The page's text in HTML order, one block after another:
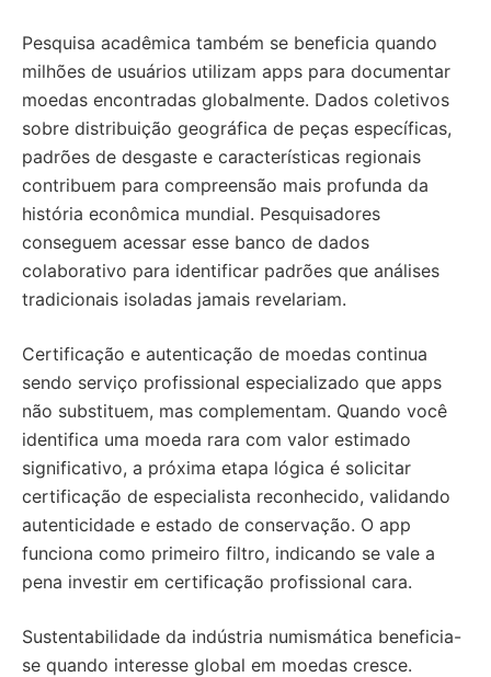
Pesquisa acadêmica também se beneficia quando
milhões de usuários utilizam apps para documentar
moedas encontradas globalmente. Dados coletivos
sobre distribuição geográfica de peças específicas,
padrões de desgaste e características regionais
contribuem para compreensão mais profunda da
história econômica mundial. Pesquisadores
conseguem acessar esse banco de dados
colaborativo para identificar padrões que análises
tradicionais isoladas jamais revelariam.
Certificação e autenticação de moedas continua
sendo serviço profissional especializado que apps
não substituem, mas complementam. Quando você
identifica uma moeda rara com valor estimado
significativo, a próxima etapa lógica é solicitar
certificação de especialista reconhecido, validando
autenticidade e estado de conservação. O app
funciona como primeiro filtro, indicando se vale a
pena investir em certificação profissional cara.
Sustentabilidade da indústria numismática beneficia-
se quando interesse global em moedas cresce.